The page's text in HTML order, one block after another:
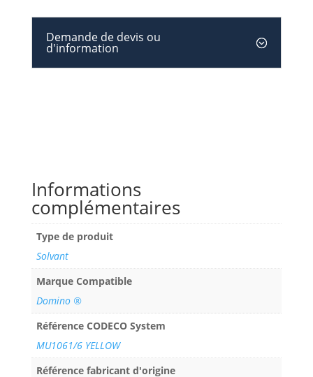
Demande de devis ou
d'information
Informations
complémentaires
Type de produit
Solvant
Marque Compatible
Domino ®
Référence CODECO System
MU1061/6 YELLOW
Référence fabricant d'origine